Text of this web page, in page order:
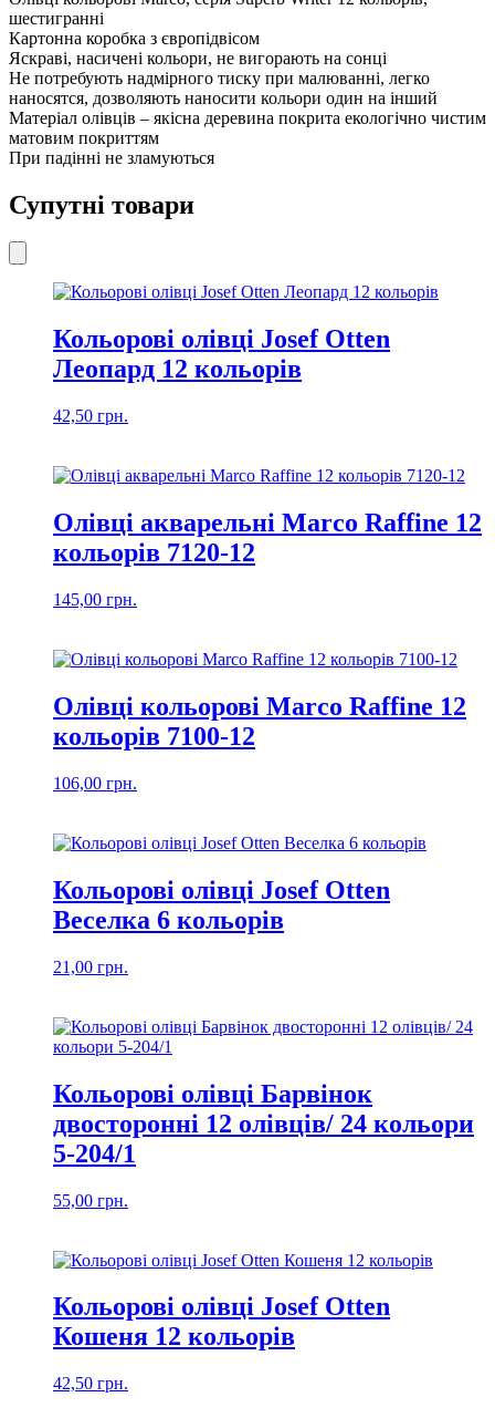
12
кількість
шестигранні
Картонна коробка з європідвісом
Яскраві, насичені кольори, не вигорають на сонці
Не потребують надмірного тиску при малюванні, легко
наносятся, дозволяють наносити кольори один на інший
Матеріал олівців – якісна деревина покрита екологічно чистим
матовим покриттям
При падінні не зламуються
Супутні товари
Кольорові олівці Josef Otten
Леопард 12 кольорів
42,50 грн.
Олівці акварельні Marco Raffine 12
кольорів 7120-12
145,00 грн.
Олівці кольорові Marco Raffine 12
кольорів 7100-12
106,00 грн.
Кольорові олівці Josef Otten
Веселка 6 кольорів
21,00 грн.
Кольорові олівці Барвінок
двосторонні 12 олівців/ 24 кольори
5-204/1
55,00 грн.
Кольорові олівці Josef Otten
Кошеня 12 кольорів
42,50 грн.